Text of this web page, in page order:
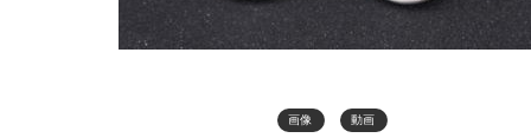
画像 動画